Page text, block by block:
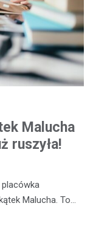
Malucha
ruszyła!
Malucha. To…